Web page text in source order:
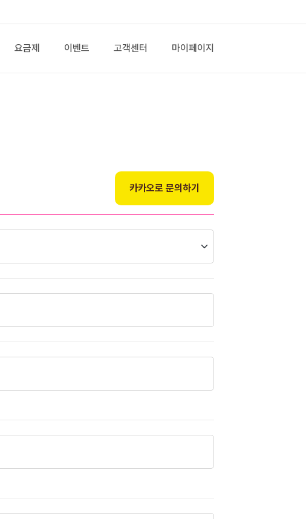
요금제 이벤트 고객센터 마이페이지
카카오로 문의하기